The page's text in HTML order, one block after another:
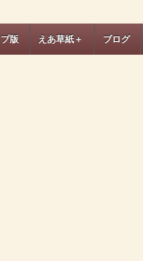
版 えあ草紙＋ ブログ